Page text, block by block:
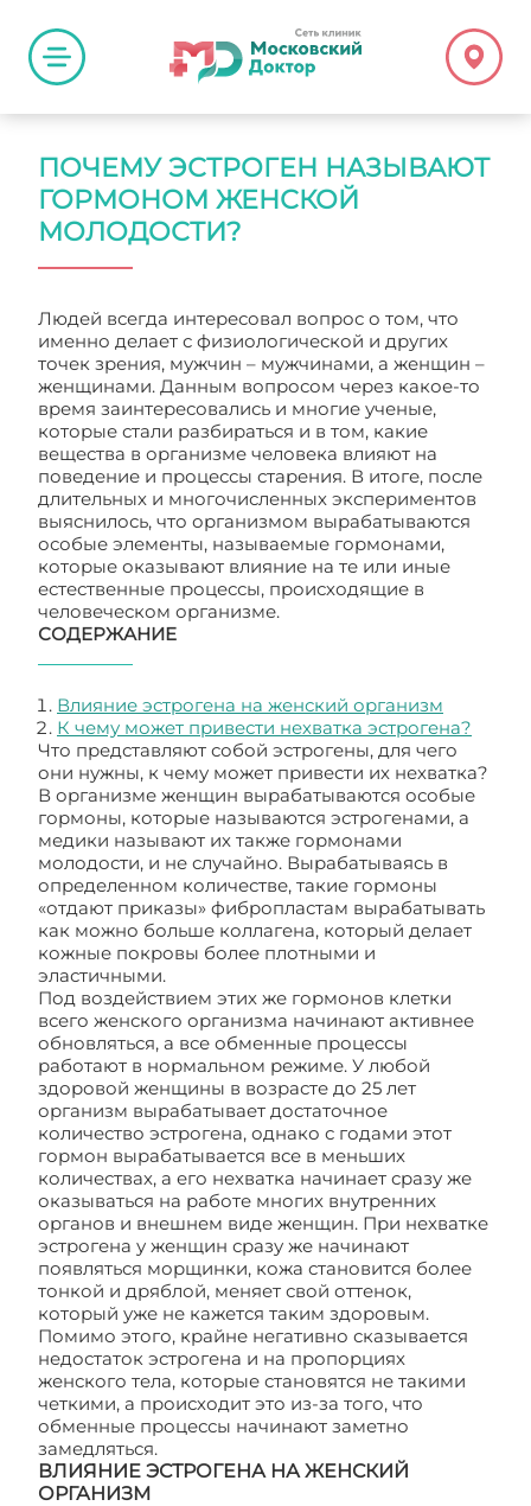
ПОЧЕМУ ЭСТРОГЕН НАЗЫВАЮТ
ГОРМОНОМ ЖЕНСКОЙ
МОЛОДОСТИ?
Людей всегда интересовал вопрос о том, что
именно делает с физиологической и других
точек зрения, мужчин – мужчинами, а женщин –
женщинами. Данным вопросом через какое-то
время заинтересовались и многие ученые,
которые стали разбираться и в том, какие
вещества в организме человека влияют на
поведение и процессы старения. В итоге, после
длительных и многочисленных экспериментов
выяснилось, что организмом вырабатываются
особые элементы, называемые гормонами,
которые оказывают влияние на те или иные
естественные процессы, происходящие в
человеческом организме.
СОДЕРЖАНИЕ
Влияние эстрогена на женский организм
К чему может привести нехватка эстрогена?
Что представляют собой эстрогены, для чего
они нужны, к чему может привести их нехватка?
В организме женщин вырабатываются особые
гормоны, которые называются эстрогенами, а
медики называют их также гормонами
молодости, и не случайно. Вырабатываясь в
определенном количестве, такие гормоны
«отдают приказы» фибропластам вырабатывать
как можно больше коллагена, который делает
кожные покровы более плотными и
эластичными.
Под воздействием этих же гормонов клетки
всего женского организма начинают активнее
обновляться, а все обменные процессы
работают в нормальном режиме. У любой
здоровой женщины в возрасте до 25 лет
организм вырабатывает достаточное
количество эстрогена, однако с годами этот
гормон вырабатывается все в меньших
количествах, а его нехватка начинает сразу же
оказываться на работе многих внутренних
органов и внешнем виде женщин. При нехватке
эстрогена у женщин сразу же начинают
появляться морщинки, кожа становится более
тонкой и дряблой, меняет свой оттенок,
который уже не кажется таким здоровым.
Помимо этого, крайне негативно сказывается
недостаток эстрогена и на пропорциях
женского тела, которые становятся не такими
четкими, а происходит это из-за того, что
обменные процессы начинают заметно
замедляться.
ВЛИЯНИЕ ЭСТРОГЕНА НА ЖЕНСКИЙ
ОРГАНИЗМ